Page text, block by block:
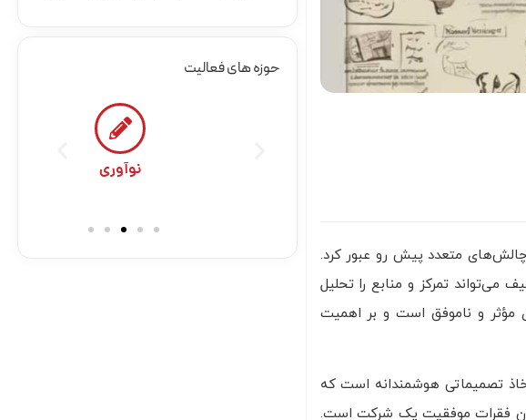
متعدد پیش رو عبور کرد.
تمرکز و منابع را تحلیل
مؤثر و ناموفق است و بر اهمیت
تصمیماتی هوشمندانه است که
فقرات موفقیت یک شرکت است.
حوزه های فعالیت
نوآوری